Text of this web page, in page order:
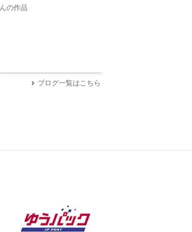
ブログ一覧はこちら